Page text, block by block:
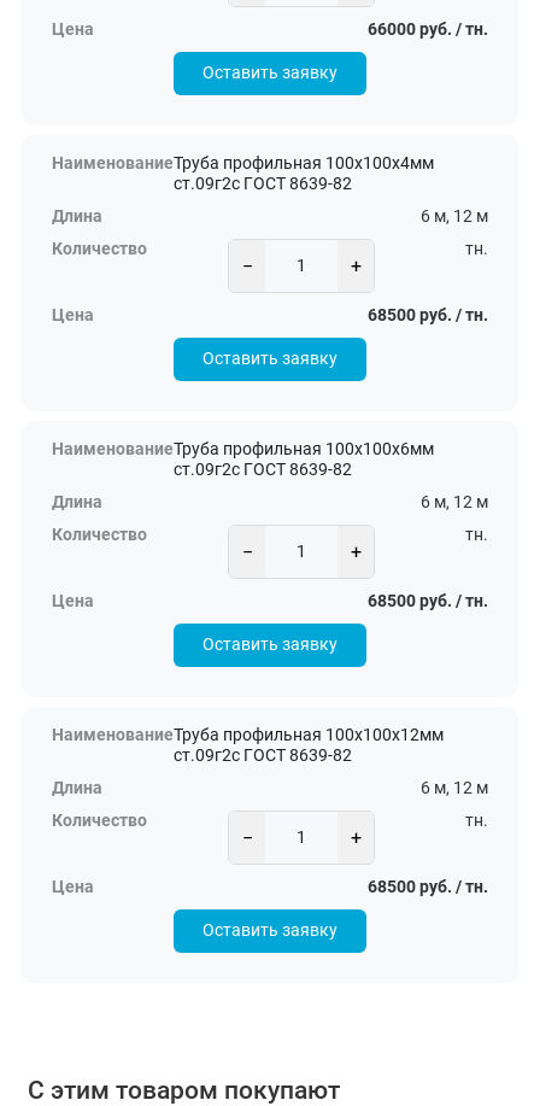
66000 руб. / тн.
Оставить заявку
Труба профильная 100х100х4мм
ст.09г2с ГОСТ 8639-82
6 м, 12 м
− +
тн.
68500 руб. / тн.
Оставить заявку
Труба профильная 100х100х6мм
ст.09г2с ГОСТ 8639-82
6 м, 12 м
− +
тн.
68500 руб. / тн.
Оставить заявку
Труба профильная 100х100х12мм
ст.09г2с ГОСТ 8639-82
6 м, 12 м
− +
тн.
68500 руб. / тн.
Оставить заявку
С этим товаром покупают